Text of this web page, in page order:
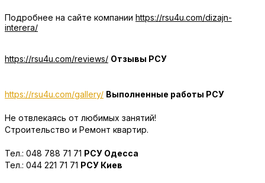
Подробнее на сайте компании https://rsu4u.com/dizajn-
interera/
https://rsu4u.com/reviews/ Отзывы РСУ
https://rsu4u.com/gallery/ Выполненные работы РСУ
Не отвлекаясь от любимых занятий!
Строительство и Ремонт квартир.
Тел.: 048 788 71 71 РСУ Одесса
Тел.: 044 221 71 71 РСУ Киев